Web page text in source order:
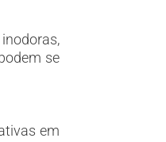
se
em